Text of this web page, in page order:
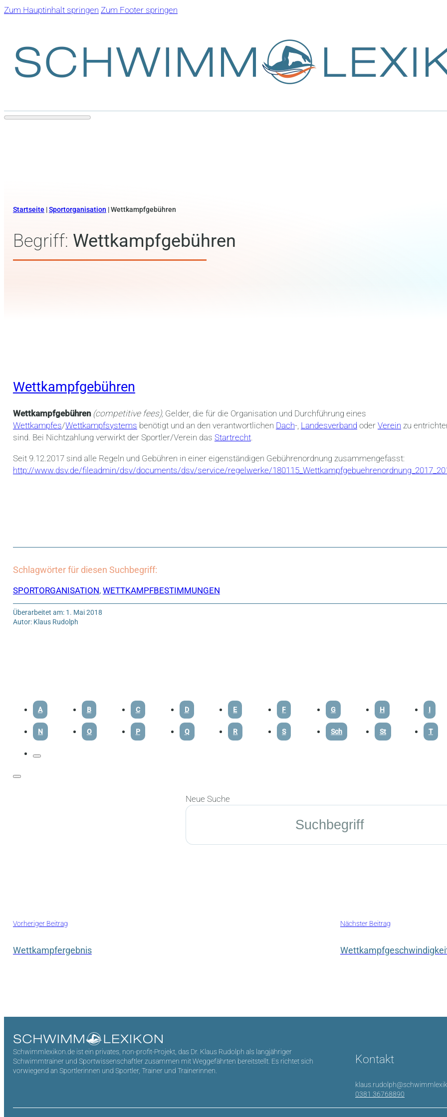
Zum Hauptinhalt springen Zum Footer springen
Startseite |Sportorganisation |Wettkampfgebühren
Begriff: Wettkampfgebühren
Wettkampfgebühren
Wettkampfgebühren (competitive fees),Gelder, die für die Organisation und Durchführung eines
Wettkampfes/Wettkampfsystems benötigt und an den verantwortlichen Dach-, Landesverband oder Verein zu
sind. Bei Nichtzahlung verwirkt der Sportler/Verein das Startrecht.
Seit 9.12.2017 sind alle Regeln und Gebühren in einer eigenständigen Gebührenordnung zusammengefasst:
http://www.dsv.de/fileadmin/dsv/documents/dsv/service/regelwerke/
Schlagwörter für diesen Suchbegriff:
SPORTORGANISATION, WETTKAMPFBESTIMMUNGEN
Überarbeitet am: 1. Mai 2018
Autor: Klaus Rudolph
A B C D E F G H I
N O P Q R S Sch St T
Neue Suche
Suchen
Vorheriger Beitrag
Wettkampfergebnis
Nächster Beitrag
Schwimmlexikon.de ist ein privates, non-profit-Projekt, das Dr. Klaus Rudolph als langjähriger
Schwimmtrainer und Sportwissenschaftler zusammen mit Weggefährten bereitstellt. Es richtet sich
vorwiegend an Sportlerinnen und Sportler, Trainer und Trainerinnen.
Kontakt
0381 36768890